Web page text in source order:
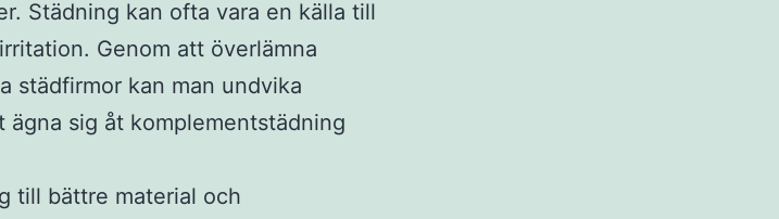
Städning kan ofta vara en källa till
Genom att överlämna
städfirmor kan man undvika
sig åt komplementstädning
till bättre material och